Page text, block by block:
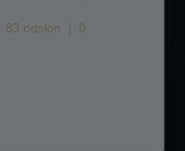
83 odsłon |
0